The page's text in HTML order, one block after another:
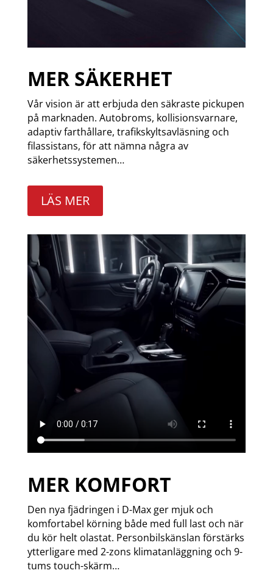
MER SÄKERHET
Vår vision är att erbjuda den säkraste pickupen
på marknaden. Autobroms, kollisionsvarnare,
adaptiv farthållare, trafikskyltsavläsning och
filassistans, för att nämna några av
säkerhetssystemen…
LÄS MER
MER KOMFORT
Den nya fjädringen i D-Max ger mjuk och
komfortabel körning både med full last och när
du kör helt olastat. Personbilskänslan förstärks
ytterligare med 2-zons klimatanläggning och 9-
tums touch-skärm…